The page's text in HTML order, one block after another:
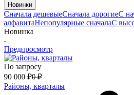
Новинки
Сначала дешевыеСначала дорогиеС
алфавитаНепопулярные сначалаС
Новинка
-
Предпросмотр
По запросу
90 000 ₽0 ₽
Районы, кварталы